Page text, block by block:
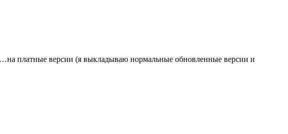
платные версии (я выкладываю нормальные обновленные версии и